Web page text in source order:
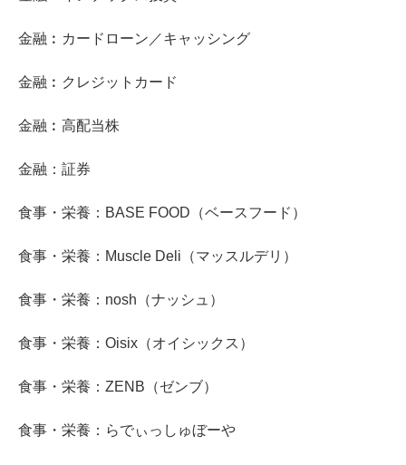
金融︰カードローン／キャッシング
金融︰クレジットカード
金融︰高配当株
金融：証券
食事・栄養：BASE FOOD（ベースフード）
食事・栄養：Muscle Deli（マッスルデリ）
食事・栄養：nosh（ナッシュ）
食事・栄養：Oisix（オイシックス）
食事・栄養：ZENB（ゼンブ）
食事・栄養：らでぃっしゅぼーや